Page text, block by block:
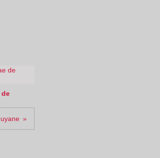
de